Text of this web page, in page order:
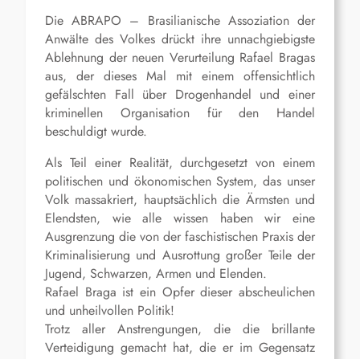
Die ABRAPO – Brasilianische Assoziation der
Anwälte des Volkes drückt ihre unnachgiebigste
Ablehnung der neuen Verurteilung Rafael Bragas
aus, der dieses Mal mit einem offensichtlich
gefälschten Fall über Drogenhandel und einer
kriminellen Organisation für den Handel
beschuldigt wurde.
Als Teil einer Realität, durchgesetzt von einem
politischen und ökonomischen System, das unser
Volk massakriert, hauptsächlich die Ärmsten und
Elendsten, wie alle wissen haben wir eine
Ausgrenzung die von der faschistischen Praxis der
Kriminalisierung und Ausrottung großer Teile der
Jugend, Schwarzen, Armen und Elenden.
Rafael Braga ist ein Opfer dieser abscheulichen
und unheilvollen Politik!
Trotz aller Anstrengungen, die die brillante
Verteidigung gemacht hat, die er im Gegensatz